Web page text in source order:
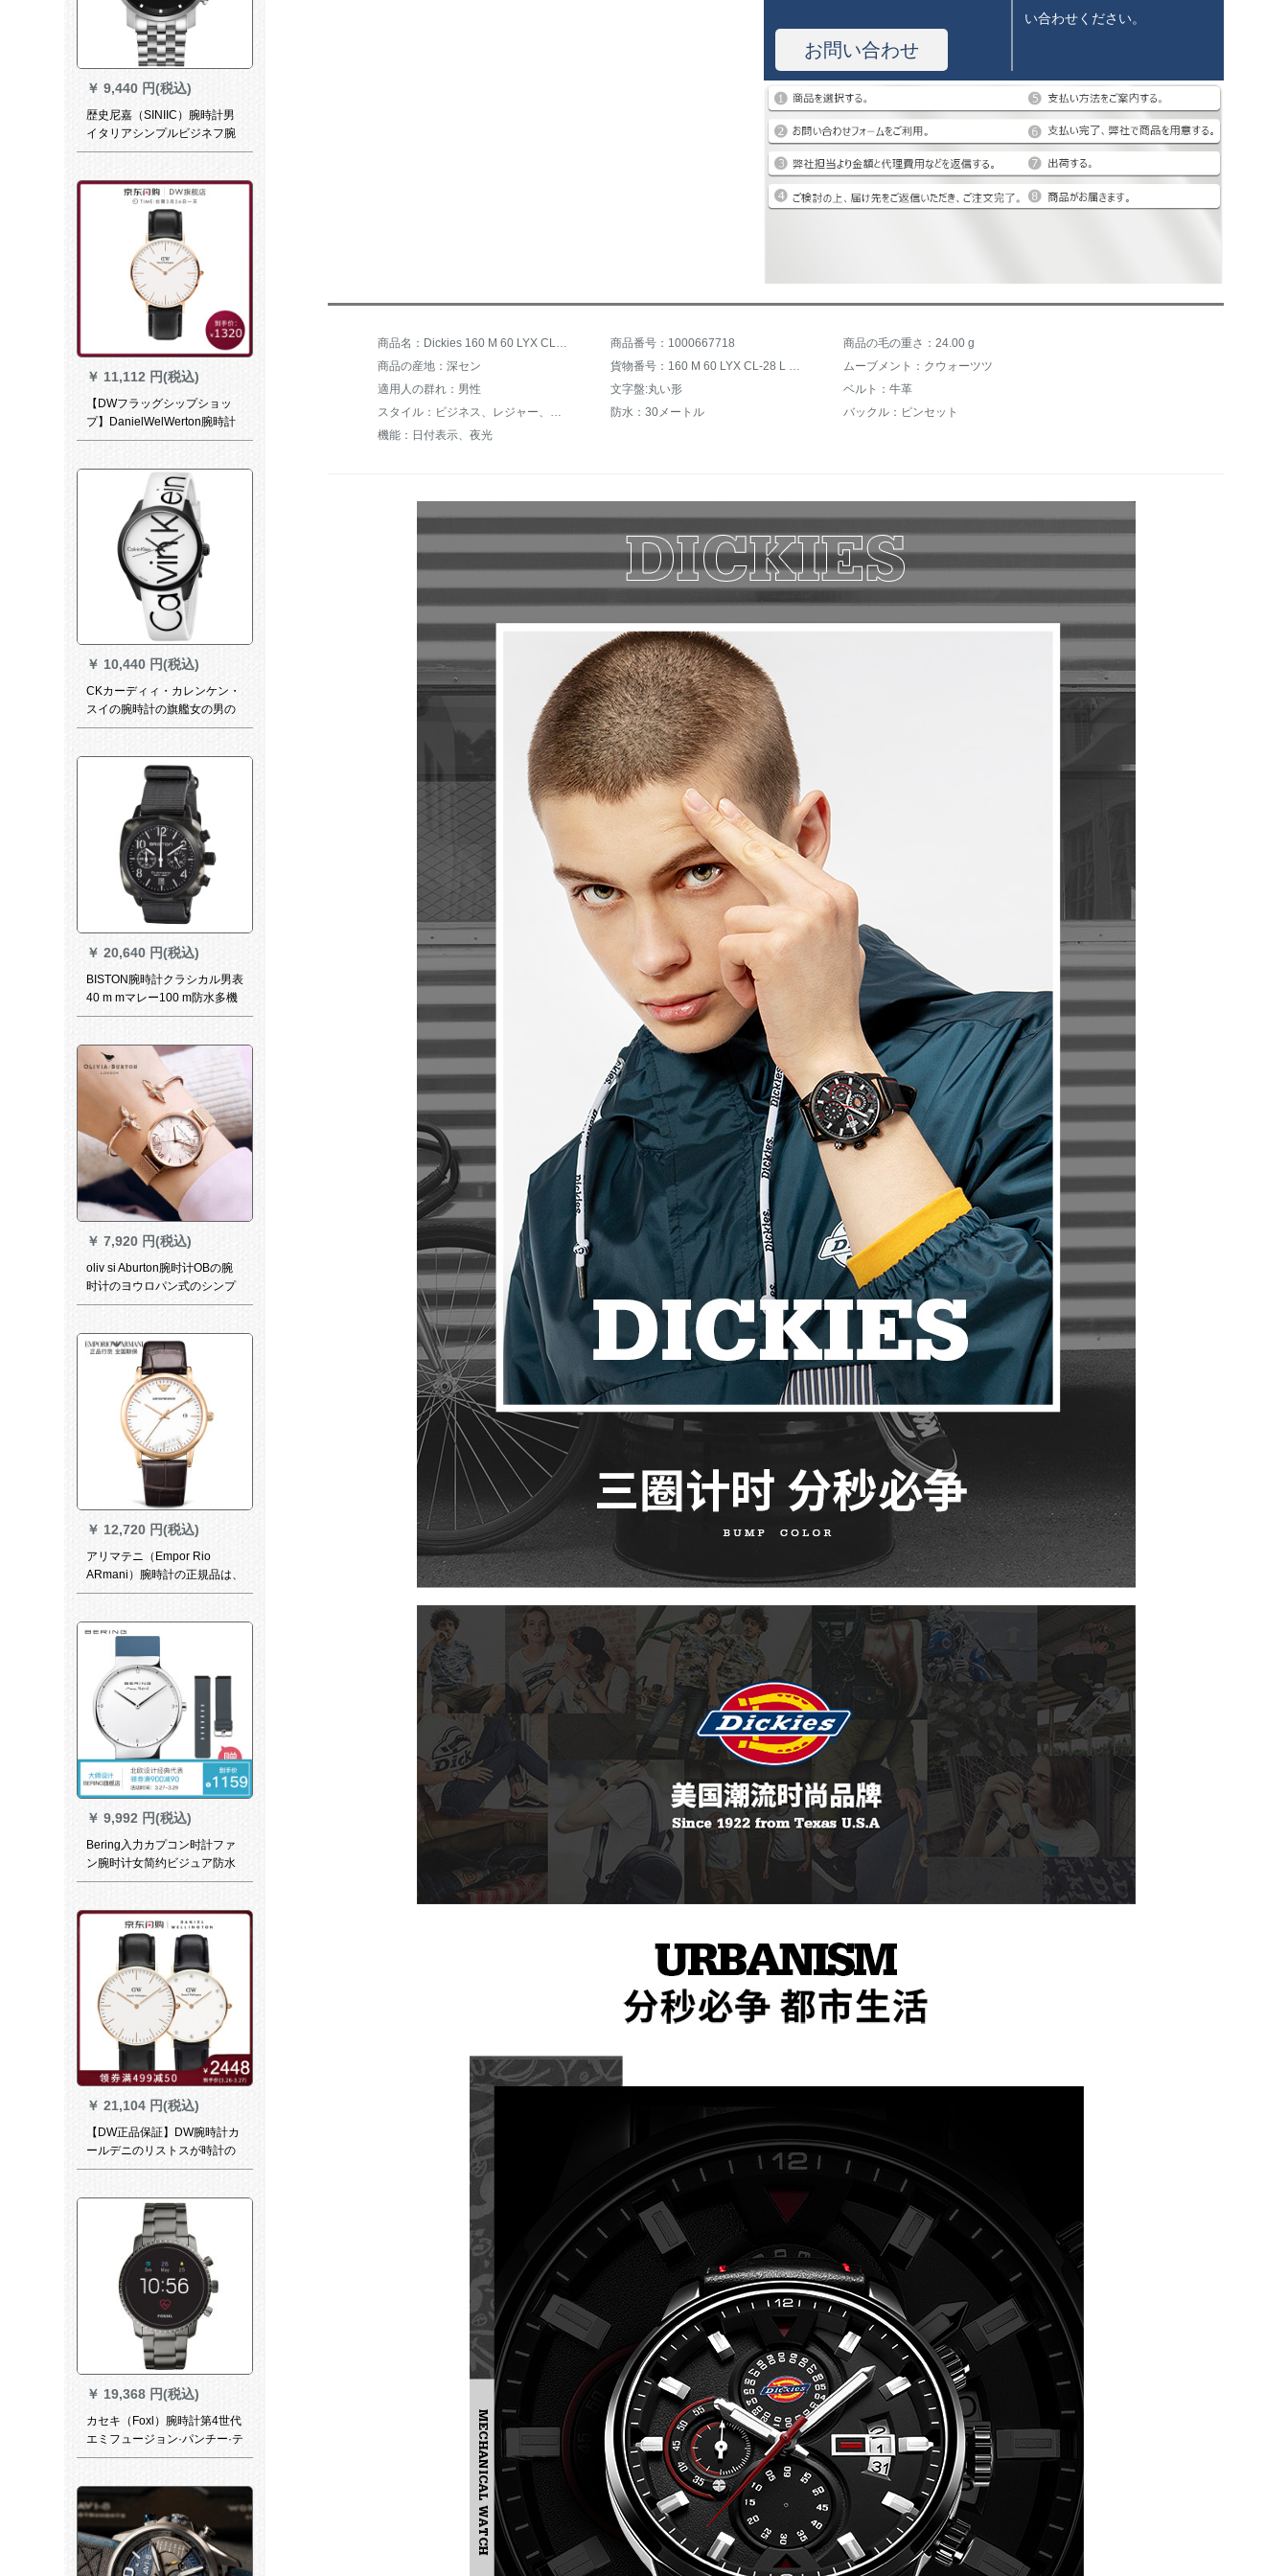
￥ 9,440 円(税込)
歴史尼嘉（SINIIC）腕時計男
イタリアシンプルビジネフ腕
時計バーンド多機能防水カレ
连保sn 80-Al面钢帯
￥ 11,112 円(税込)
【DWフラッグシップショッ
プ】DanielWelWerton腕時計
男dw腕時計40 mmdw男腕時
表アイコン男時計DW
001000000 7
￥ 10,440 円(税込)
CKカーディィ・カレンケン・
スイの腕時計の旗艦女の男の
時計の中性時計の全世界の連
￥ 20,640 円(税込)
BISTON腕時計クラシカル男表
40 m mマレー100 m防水多機
能男時計1514.PB.GT.3.3.NG
￥ 7,920 円(税込)
oliv si Aburton腕时计OBの腕
时计のヨウロパン式のシンプ
ロファンの时计の女性の腕时
洁なゴルド
￥ 12,720 円(税込)
アリマテニ（Empor Rio
ARmani）腕時計の正規品は、
ベルト男時計ビレジャ男腕時
￥ 9,992 円(税込)
Bering入力カプコン时計ファ
ン腕时计女简约ビジュア防水
男时計(男)1554-700
￥ 21,104 円(税込)
【DW正品保証】DW腕時計カ
ールデニのリストスが時計の
薄いケケスに黒い皮の白皿金
￥ 19,368 円(税込)
カセキ（Foxl）腕時計第4世代
エミフュージョン·パンチー·テ
ーター·パンチー·ニュー多機能
営腕時計FTW 40
お問い合わせ
い合わせください。
商品名：Dickies 160 M 60 LYX CL-28 L 1-19 商品番号：1000667718
商品の毛の重さ：24.00 g
商品の産地：深セン
貨物番号：160 M 60 LYX CL-28 L 1-19
ムーブメント：クウォーツツ
適用人の群れ：男性
文字盤:丸い形
ベルト：牛革
スタイル：ビジネス、レジャー、スポーツ、ファッション
防水：30メートル
バックル：ピンセット
機能：日付表示、夜光